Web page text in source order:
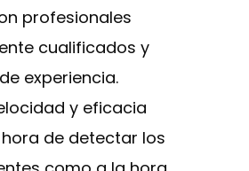
profesionales
cualificados y
experiencia.
y eficacia
de detectar los